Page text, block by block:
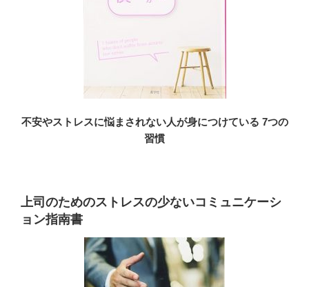
不安やストレスに悩まされない人が身につけている 7つの
習慣
上司のためのストレスの少ないコミュニケーシ
ョン指南書